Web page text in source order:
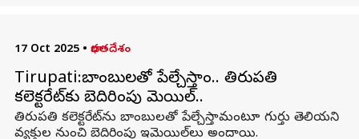
17 Oct 2025 • భారతదేశం
Tirupati:బాంబులతో పేల్చేస్తాం.. తిరుపతి
కలెక్టరేట్‌కు బెదిరింపు మెయిల్‌..
తిరుపతి కలెక్టరేట్‌ను బాంబులతో పేల్చేస్తామంటూ గుర్తు తెలియని
వ్యక్తుల నుంచి బెదిరింపు ఇమెయిల్‌లు అందాయి.